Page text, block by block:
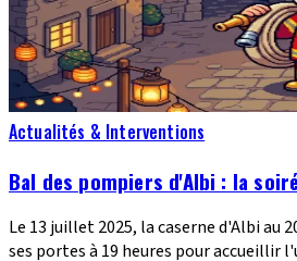
Actualités & Interventions
Bal des pompiers d'Albi : la
Le 13 juillet 2025, la caserne d'Albi au
ses portes à 19 heures pour accueillir